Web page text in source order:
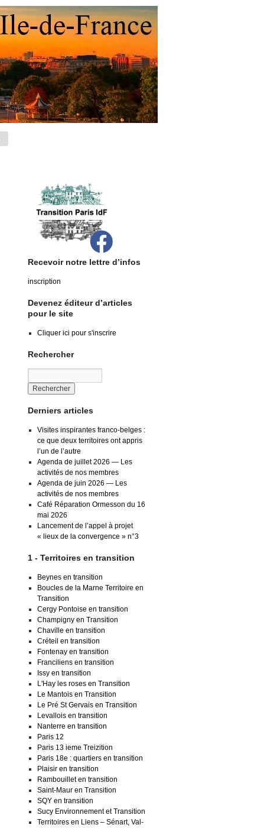
Recevoir notre lettre d’infos
inscription
Devenez éditeur d’articles
pour le site
Cliquer ici pour s'inscrire
Rechercher
Derniers articles
Visites inspirantes franco-belges :
ce que deux territoires ont appris
l’un de l’autre
Agenda de juillet 2026 — Les
activités de nos membres
Agenda de juin 2026 — Les
activités de nos membres
Café Réparation Ormesson du 16
mai 2026
Lancement de l’appel à projet
« lieux de la convergence » n°3
1 - Territoires en transition
Beynes en transition
Boucles de la Marne Territoire en
Transition
Cergy Pontoise en transition
Champigny en Transition
Chaville en transition
Créteil en transition
Fontenay en transition
Franciliens en transition
Issy en transition
L'Hay les roses en Transition
Le Mantois en Transition
Le Pré St Gervais en Transition
Levallois en transition
Nanterre en transition
Paris 12
Paris 13 ieme Treizition
Paris 18e : quartiers en transition
Plaisir en transition
Rambouillet en transition
Saint-Maur en Transition
SQY en transition
Sucy Environnement et Transition
Territoires en Liens – Sénart, Val-